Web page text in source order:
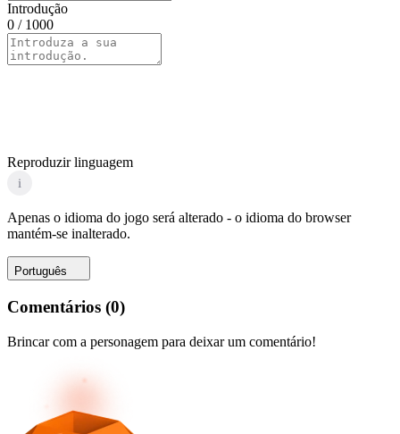
Introdução
0 / 1000
Reproduzir linguagem
i
Apenas o idioma do jogo será alterado - o idioma do browser
mantém-se inalterado.
Português
Comentários (0)
Brincar com a personagem para deixar um comentário!